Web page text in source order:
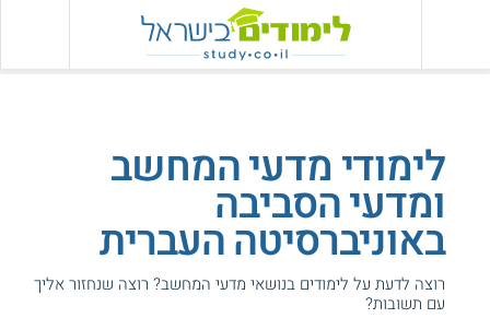
לימודי מדעי המחשב
ומדעי הסביבה
באוניברסיטה העברית
רוצה לדעת על לימודים בנושאי מדעי המחשב? רוצה שנחזור אליך
עם תשובות?